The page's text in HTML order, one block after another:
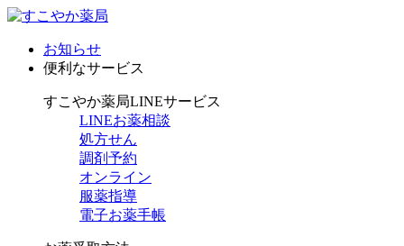
お知らせ
便利なサービス
すこやか薬局LINEサービス
LINEお薬相談
処方せん
調剤予約
オンライン
服薬指導
電子お薬手帳